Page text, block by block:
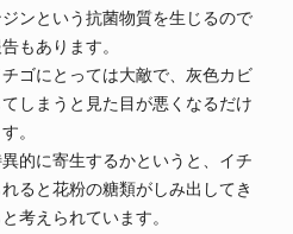
ンという抗菌物質を生じるので
もあります。
ゴにとっては大敵で、灰色カビ
しまうと見た目が悪くなるだけ
。
的に寄生するかというと、イチ
ると花粉の糖類がしみ出してき
考えられています。